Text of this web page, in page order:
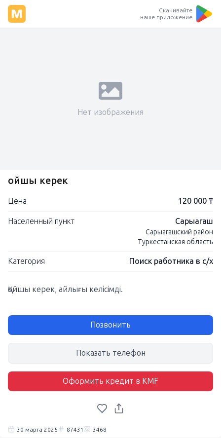
Скачивайте
наше приложение
Нет изображения
Қойшы керек
Цена 120 000 ₸
Населенный пункт Сарыагаш
Сарыагашский район
Туркестанская область
Категория Поиск работника в с/х
Қойшы керек, айлығы келісімді.
Позвонить
Показать телефон
Оформить кредит в KMF
30 марта 2025 87431 3468